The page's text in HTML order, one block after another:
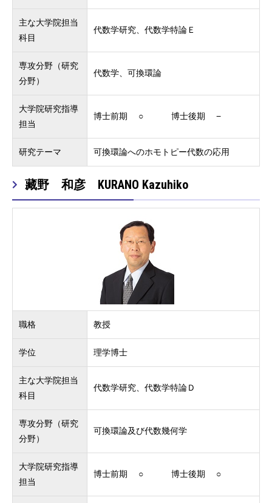
主な大学院担当
科目
代数学研究、代数学特論Ｅ
専攻分野（研究
分野）
代数学、可換環論
大学院研究指導
担当
博士前期 ○ 博士後期 −
研究テーマ 可換環論へのホモトピー代数の応用
藏野 和彦 KURANO Kazuhiko
職格 教授
学位 理学博士
主な大学院担当
科目
代数学研究、代数学特論Ｄ
専攻分野（研究
分野）
可換環論及び代数幾何学
大学院研究指導
担当
博士前期 ○ 博士後期 ○